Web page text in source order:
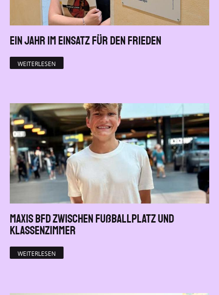
Ein Jahr im Einsatz für den Frieden
WEITERLESEN
Maxis BFD zwischen Fußballplatz und
Klassenzimmer
WEITERLESEN